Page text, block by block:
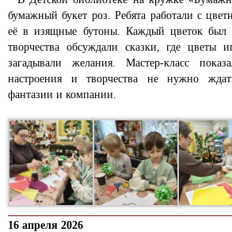
бумажный букет роз. Ребята работали с
её в изящные бутоны. Каждый цветок был
творчества обсуждали сказки, где цветы
загадывали желания. Мастер-класс
настроения и творчества не нужно
фантазии и компании.
16 апреля 2026